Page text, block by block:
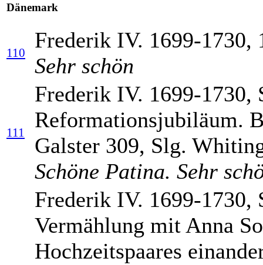
Dänemark
110
Frederik IV. 1699-
Sehr schön
111
Frederik IV. 1699-1730,
Reformationsjubiläum.
Galster 309, Slg.
Schöne Patina. Sehr
Frederik IV. 1699-1730,
Vermählung mit Anna
Hochzeitspaares